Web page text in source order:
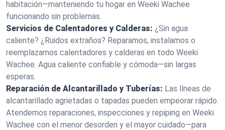
habitación—manteniendo tu hogar en Weeki Wachee
funcionando sin problemas.
Servicios de Calentadores y Calderas: ¿Sin agua
caliente? ¿Ruidos extraños? Reparamos, instalamos o
reemplazamos calentadores y calderas en todo Weeki
Wachee. Agua caliente confiable y cómoda—sin largas
esperas.
Reparación de Alcantarillado y Tuberías: Las líneas de
alcantarillado agrietadas o tapadas pueden empeorar rápido.
Atendemos reparaciones, inspecciones y repiping en Weeki
Wachee con el menor desorden y el mayor cuidado—para